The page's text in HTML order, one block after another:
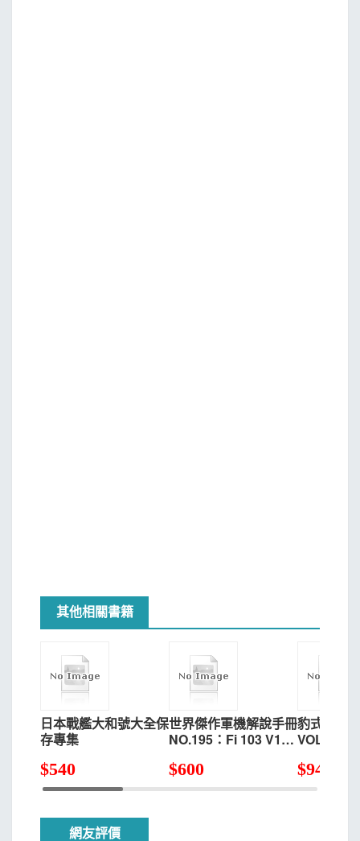
其他相關書籍
日本戰艦大和號大全保
存專集
$540
世界傑作軍機解說手冊
NO.195：Fi 103 V1火
$600
豹式戰車
VOL.4：[
$949
網友評價